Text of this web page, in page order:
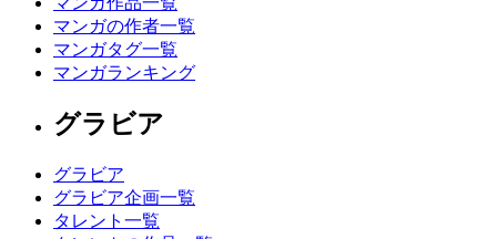
マンガの作者一覧
マンガタグ一覧
マンガランキング
グラビア
グラビア
グラビア企画一覧
タレント一覧